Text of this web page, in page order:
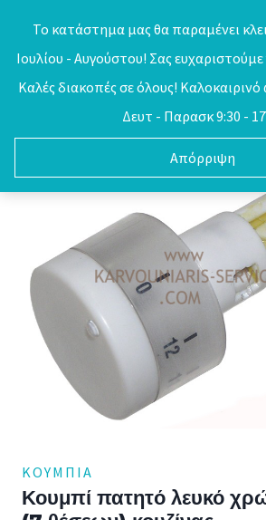
Το κατάστημα μας θα παραμένει
Ιουλίου - Αυγούστου! Σας
Καλές διακοπές σε όλους! Καλοκαιρινό
Δευτ - Παρασκ 9:30 -
Απόρριψη
ΚΟΥΜΠΙΆ
Κουμπί πατητό λευκό